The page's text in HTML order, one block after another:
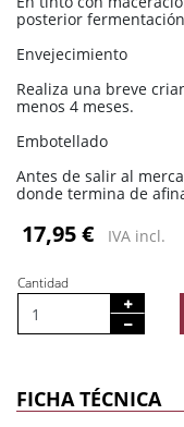
posterior
Envejecimiento
Realiza una breve
menos 4 meses.
Embotellado
Antes de salir al
donde termina de
17,95 € IVA incl.
Cantidad
FICHA TÉCNICA